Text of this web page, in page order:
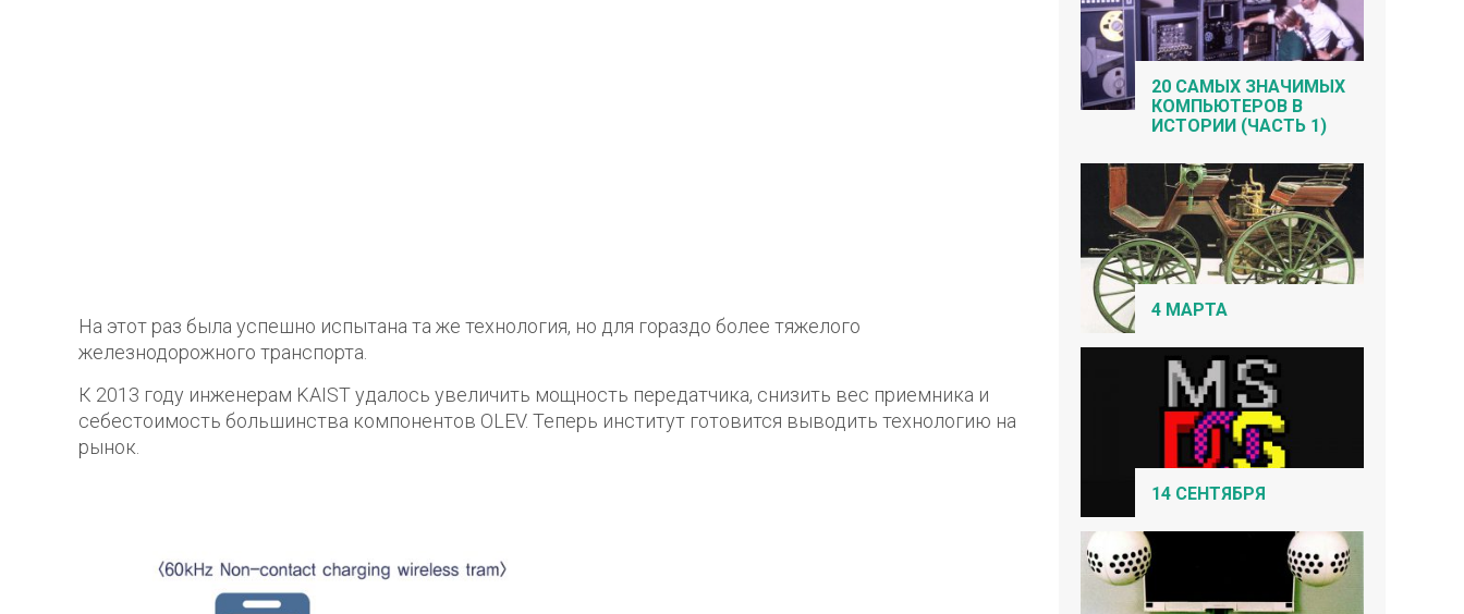
На этот раз была успешно испытана та же технология, но для гораздо более тяжелого
железнодорожного транспорта.
К 2013 году инженерам KAIST удалось увеличить мощность передатчика, снизить вес приемника и
себестоимость большинства компонентов OLEV. Теперь институт готовится выводить технологию на
рынок.
20 САМЫХ ЗНАЧИМЫХ
КОМПЬЮТЕРОВ В
ИСТОРИИ (ЧАСТЬ 1)
4 МАРТА
14 СЕНТЯБРЯ